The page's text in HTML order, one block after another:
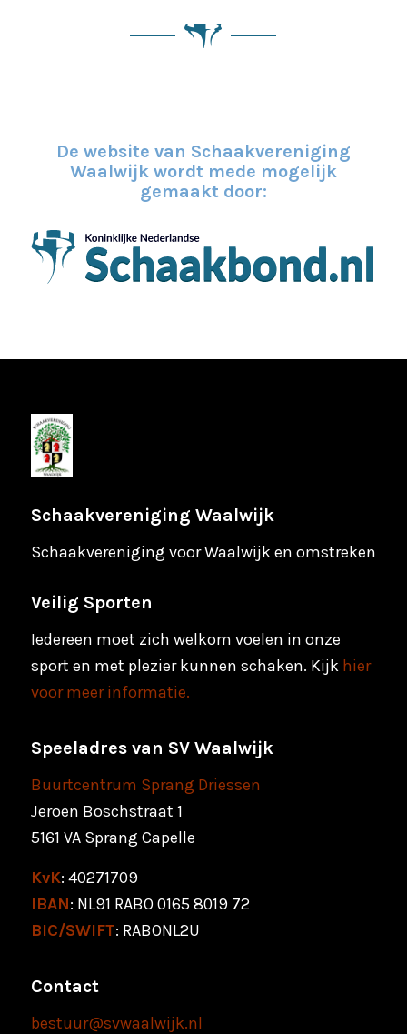
De website van Schaakvereniging
Waalwijk wordt mede mogelijk
gemaakt door:
Schaakvereniging Waalwijk
Schaakvereniging voor Waalwijk en omstreken
Veilig Sporten
Iedereen moet zich welkom voelen in onze
sport en met plezier kunnen schaken. Kijk hier
voor meer informatie.
Speeladres van SV Waalwijk
Buurtcentrum Sprang Driessen
Jeroen Boschstraat 1
5161 VA Sprang Capelle
KvK: 40271709
IBAN: NL91 RABO 0165 8019 72
BIC/SWIFT: RABONL2U
Contact
bestuur@svwaalwijk.nl